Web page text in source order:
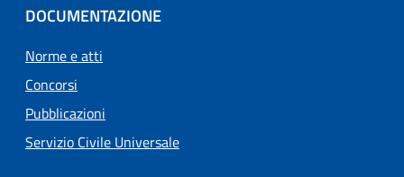
DOCUMENTAZIONE
Norme e atti
Concorsi
Pubblicazioni
Servizio Civile Universale